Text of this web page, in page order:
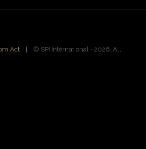
Act | ©️ SPI International - 2026. All